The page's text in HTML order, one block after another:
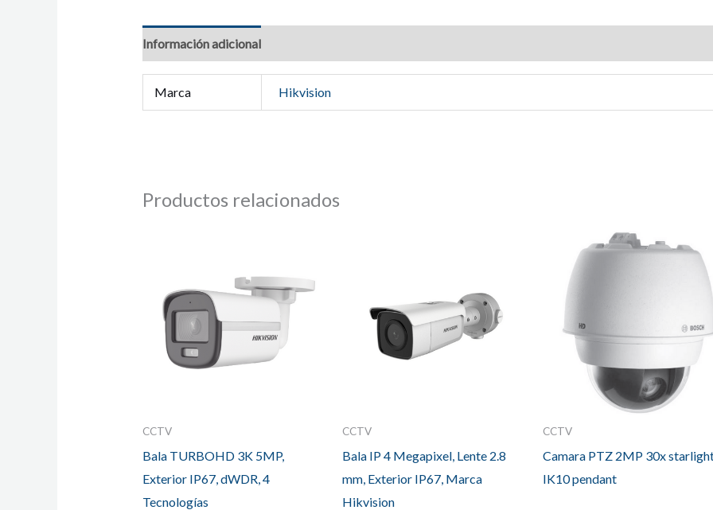
Información adicional
Marca Hikvision
Productos relacionados
CCTV
Bala TURBOHD 3K 5MP,
Exterior IP67, dWDR, 4
Tecnologías
CCTV
Bala IP 4 Megapixel, Lente 2.8
mm, Exterior IP67, Marca
Hikvision
CCTV
Camara PTZ 2MP 30x
IK10 pendant